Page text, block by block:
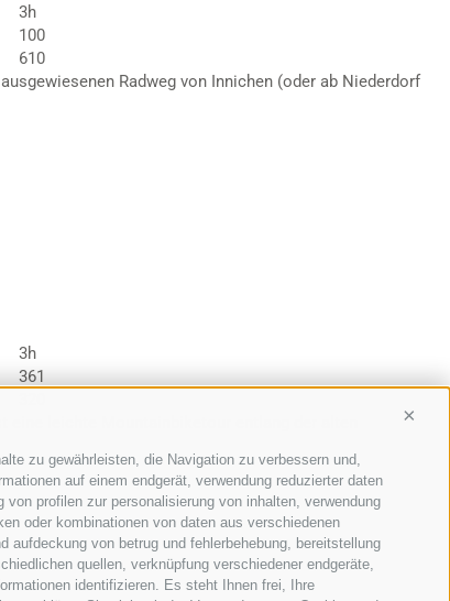
zu gewährleisten, die Navigation zu verbessern und,
auf einem endgerät, verwendung reduzierter daten
profilen zur personalisierung von inhalten, verwendung
oder kombinationen von daten aus verschiedenen
aufdeckung von betrug und fehlerbehebung, bereitstellung
quellen, verknüpfung verschiedener endgeräte,
identifizieren. Es steht Ihnen frei, Ihre
3h
100
610
Radweg von Innichen (oder ab Niederdorf
3h
361